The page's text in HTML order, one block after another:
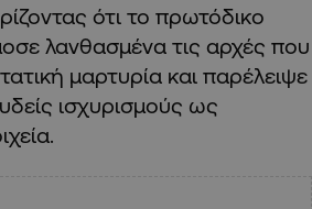
ότι το πρωτόδικο
λανθασμένα τις αρχές που
μαρτυρία και παρέλειψε
ισχυρισμούς ως